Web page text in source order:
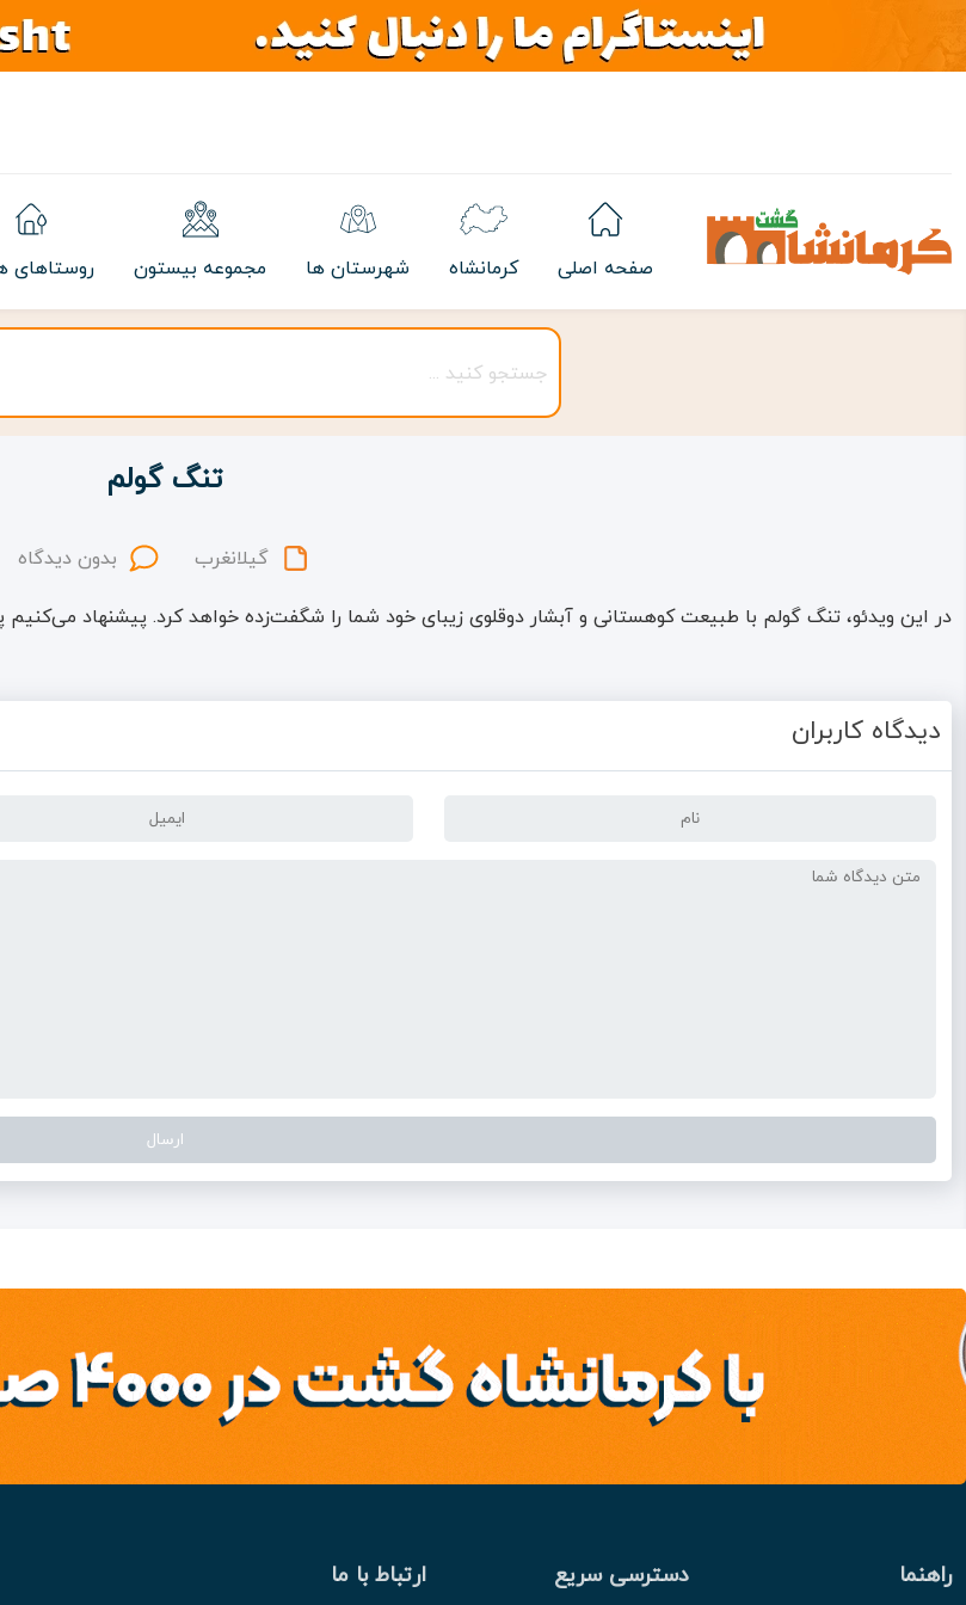
صفحه اصلی کرمانشاه شهرستان ها مجموعه بیستون روستاهای
تنگ گولم
گیلانغرب بدون دیدگاه
در این ویدئو، تنگ گولم با طبیعت کوهستانی و آبشار دوقلوی زیبای خود شما را شگفت‌زده خواهد کرد. پیشنهاد
دیدگاه کاربران
راهنما دسترسی سریع ارتباط با ما